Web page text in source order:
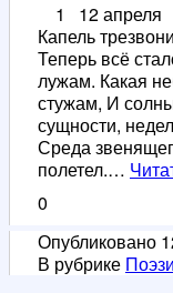
1 12 апреля
Капель
Теперь всё
лужам. Какая
стужам, И
сущности,
Среда
полетел.…
0
Опубликовано
В рубрике